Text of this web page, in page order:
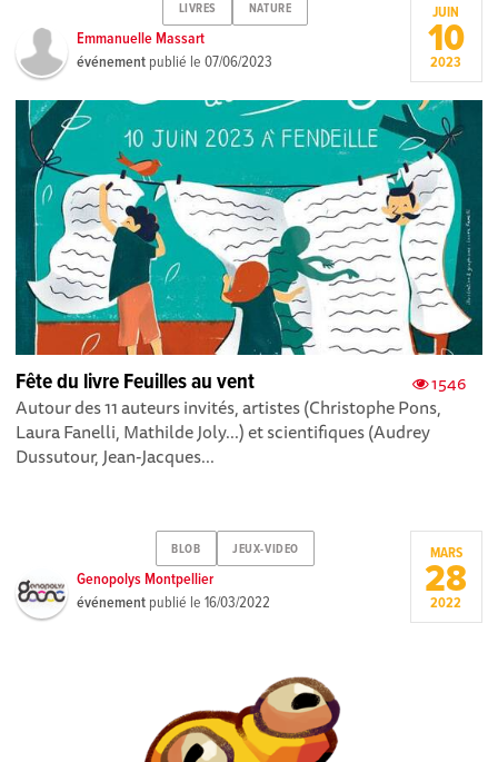
LIVRES NATURE
Emmanuelle Massart
événement publié le07/06/2023
JUIN
10
2023
1546
Fête du livre Feuilles au vent
Autour des 11 auteurs invités, artistes (Christophe Pons,
Laura Fanelli, Mathilde Joly...) et scientifiques (Audrey
Dussutour, Jean-Jacques...
BLOB JEUX-VIDEO
Genopolys Montpellier
événement publié le16/03/2022
MARS
28
2022